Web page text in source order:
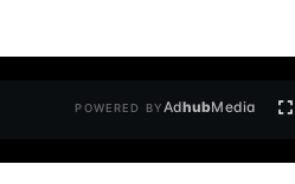
POWERED BYAdhubMedia